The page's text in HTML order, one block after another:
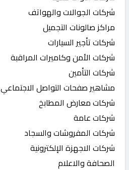
شركات الجوالات والهواتف
مراكز صالونات التجميل
شركات تأجير السيارات
شركات الأمن وكاميرات المراقبة
شركات التأمين
مشاهير صفحات التواصل الاجتماعي
شركات معارض المطابخ
شركات عامة
شركات المفروشات والسجاد
شركات الاجهزة الإلكترونية
الصحافة والاعلام